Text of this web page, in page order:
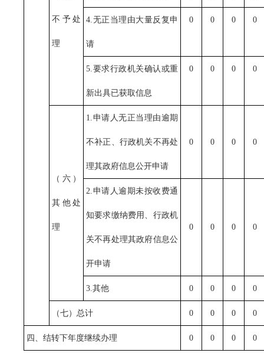
不予处
理
4.无正当理由大量反复申
请
0 0 0 0
5.要求行政机关确认或重
新出具已获取信息
0 0 0 0
（六）
其他处
理
1.申请人无正当理由逾期
不补正、行政机关不再处
理其政府信息公开申请
0 0 0 0
2.申请人逾期未按收费通
知要求缴纳费用、行政机
关不再处理其政府信息公
开申请
0 0 0 0
3.其他 0 0 0 0
（七）总计 0 0 0 0
四、结转下年度继续办理 0 0 0 0